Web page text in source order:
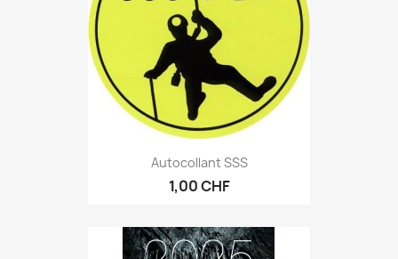
Autocollant SSS
1,00 CHF